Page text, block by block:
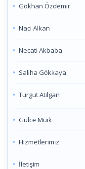
Gökhan Özdemir
Naci Alkan
Necati Akbaba
Saliha Gökkaya
Turgut Atılgan
Gülce Muik
Hizmetlerimiz
İletişim